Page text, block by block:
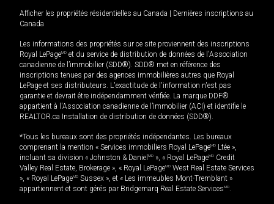
Afficher les propriétés résidentielles au Canada
Dernières inscriptions au
Canada
Les informations des propriétés sur ce site proviennent des inscriptions
Royal LePageMD et du service de distribution de données de l'Association
canadienne de l’immobilier (SDD®). SDD® met en référence des
inscriptions tenues par des agences immobilières autres que Royal
LePage et ses distributeurs. L'exactitude de l'information n'est pas
garantie et devrait être indépendamment vérifiée. La marque DDF®
appartient à l'Association canadienne de l’immobilier (ACI) et identifie le
REALTOR.ca Installation de distribution de données (SDD®).
*Tous les bureaux sont des propriétés indépendantes. Les bureaux
comprenant la mention « Services immobiliers Royal LePageMD Ltée »,
incluant sa division « Johnston & Daniel MD », « Royal LePageMD Credit
Valley Real Estate, Brokerage », « Royal LePageMD West Real Estate Services
», « Royal LePageMD Sussex », et « Les immeubles Mont-Tremblant »
appartiennent et sont gérés par Bridgemarq Real Estate ServicesMD.